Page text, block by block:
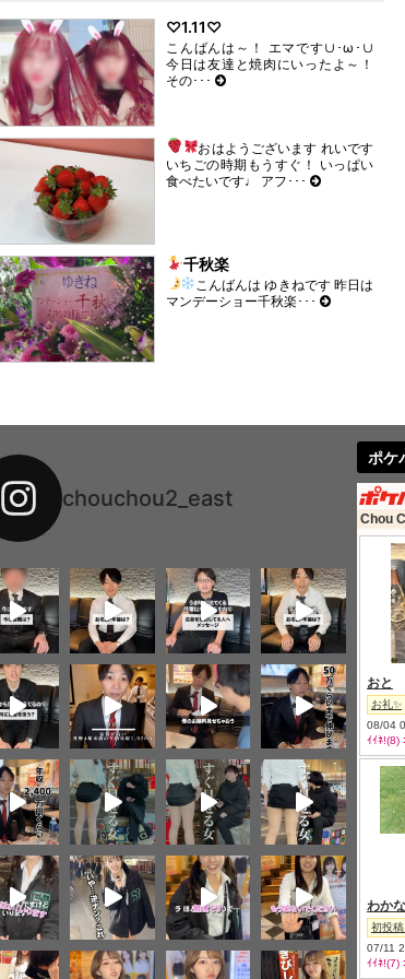
♡1.11♡
こんばんは～！ エマです∪･ω･∪
今日は友達と焼肉にいったよ～！
その･･･
おはようございます れいです
いちごの時期もうすぐ！ いっぱい
食べたいです♩ アフ･･･
千秋楽
こんばんは ゆきねです昨日は
マンデーショー千秋楽･･･
chouchou2_east
ポケ